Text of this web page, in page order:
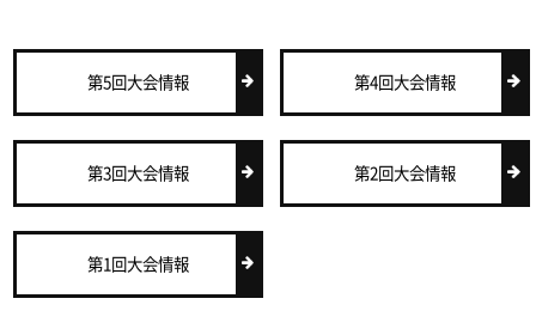
第5回大会情報 第4回大会情報
第3回大会情報 第2回大会情報
第1回大会情報